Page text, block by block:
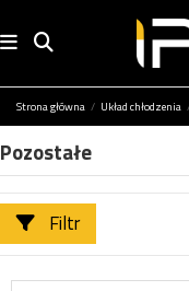
Strona główna Układ chłodzenia
Pozostałe
Filtr